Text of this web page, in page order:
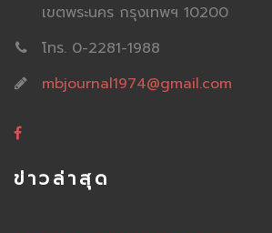
เขตพระนคร กรุงเทพฯ 10200
โทร. 0-2281-1988
mbjournal1974@gmail.com
ข่าวล่าสุด